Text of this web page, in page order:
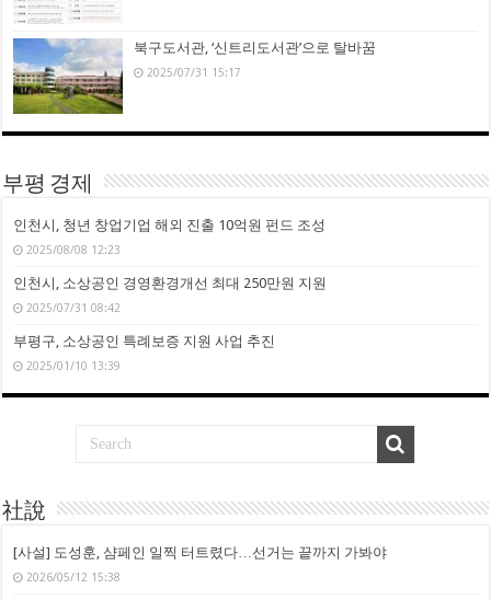
북구도서관, ‘신트리도서관’으로 탈바꿈
2025/07/31 15:17
부평 경제
인천시, 청년 창업기업 해외 진출 10억원 펀드 조성
2025/08/08 12:23
인천시, 소상공인 경영환경개선 최대 250만원 지원
2025/07/31 08:42
부평구, 소상공인 특례보증 지원 사업 추진
2025/01/10 13:39
社說
[사설] 도성훈, 샴페인 일찍 터트렸다…선거는 끝까지 가봐야
2026/05/12 15:38